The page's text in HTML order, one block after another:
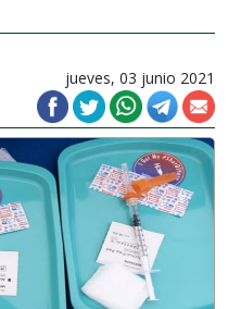
jueves, 03 junio 2021